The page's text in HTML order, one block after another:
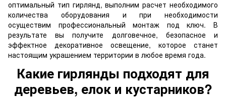
оптимальный тип гирлянд, выполним расчет необходимого
количества оборудования и при необходимости
осуществим профессиональный монтаж под ключ. В
результате вы получите долговечное, безопасное и
эффектное декоративное освещение, которое станет
настоящим украшением территории в любое время года.
Какие гирлянды подходят для
деревьев, елок и кустарников?